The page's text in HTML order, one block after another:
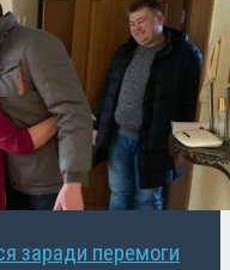
заради перемоги